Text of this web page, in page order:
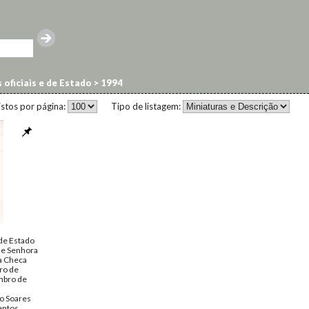
e de Estado > 1994
Tipo de listagem:
por página:
Estado
Senhora
Checa
de
de
Soares